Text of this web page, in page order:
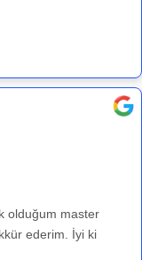
olduğum master
ederim. İyi ki